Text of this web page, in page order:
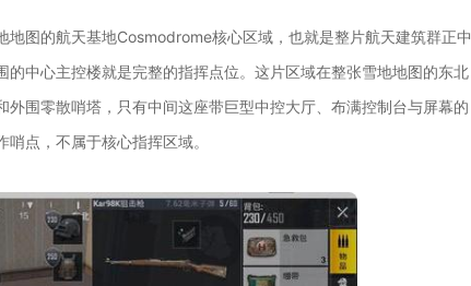
图的航天基地Cosmodrome核心区域，也就是整片航天建筑群正中
中心主控楼就是完整的指挥点位。这片区域在整张雪地地图的东北
围零散哨塔，只有中间这座带巨型中控大厅、布满控制台与屏幕的
点，不属于核心指挥区域。